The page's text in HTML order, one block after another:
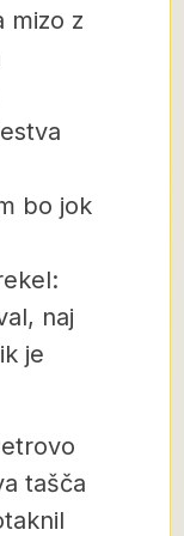
mizo z
bo jok
naj
je
tašča